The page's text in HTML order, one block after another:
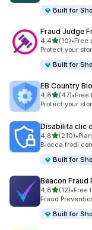
Built for
Fraud Judge
4,4stelle su 5
(10)
10 recensioni
•Free
Protect your
Built for
EB Country
4,8stelle su 5
(47)
47 recensioni
•Free
Protect your
Disabilita clic
4,8stelle su 5
(210)
210 recensioni
•
Blocca frodi
Built for
Beacon Fraud
4,8stelle su 5
(12)
12 recensioni
•Free
Fraud
Built for